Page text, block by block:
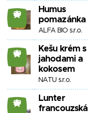
23
Humus
pomazánka
ALFA BIO s.r.o.
23
Kešu krém s
jahodami a
kokosem
NATU s.r.o.
23
Lunter
francouzská